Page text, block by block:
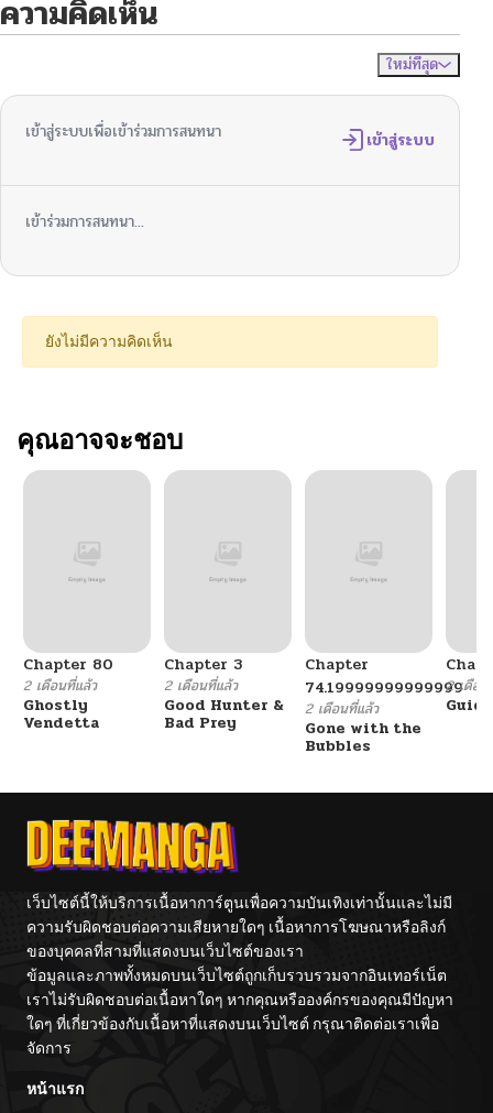
ความคิดเห็น
ใหม่ที่สุด
เข้าสู่ระบบเพื่อเข้าร่วมการสนทนา เข้าสู่ระบบ
เข้าร่วมการสนทนา...
ยังไม่มีความคิดเห็น
คุณอาจจะชอบ
Chapter 80
2 เดือนที่แล้ว
Ghostly
Vendetta
Chapter 3
2 เดือนที่แล้ว
Good Hunter &
Bad Prey
Chapter
74.19999999999999
2 เดือนที่แล้ว
Gone with the
Bubbles
2 เดือน
เว็บไซต์นี้ให้บริการเนื้อหาการ์ตูนเพื่อความบันเทิงเท่านั้นและไม่มี
ความรับผิดชอบต่อความเสียหายใดๆ เนื้อหาการโฆษณาหรือลิงก์
ของบุคคลที่สามที่แสดงบนเว็บไซต์ของเรา
ข้อมูลและภาพทั้งหมดบนเว็บไซต์ถูกเก็บรวบรวมจากอินเทอร์เน็ต
เราไม่รับผิดชอบต่อเนื้อหาใดๆ หากคุณหรือองค์กรของคุณมีปัญหา
ใดๆ ที่เกี่ยวข้องกับเนื้อหาที่แสดงบนเว็บไซต์ กรุณาติดต่อเราเพื่อ
จัดการ
หน้าแรก